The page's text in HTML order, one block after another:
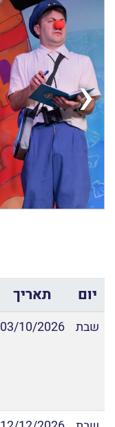
‹
יום תאריך
שבת 03/10/2026